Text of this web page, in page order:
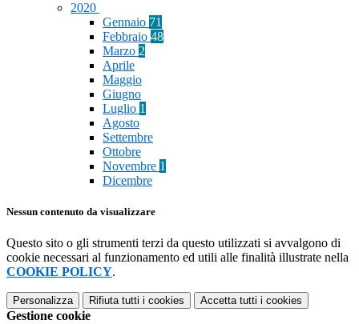
2020
Gennaio 71
Febbraio 48
Marzo 2
Aprile
Maggio
Giugno
Luglio 1
Agosto
Settembre
Ottobre
Novembre 1
Dicembre
Nessun contenuto da visualizzare
Questo sito o gli strumenti terzi da questo utilizzati si avvalgono di
cookie necessari al funzionamento ed utili alle finalità illustrate nella
COOKIE POLICY.
Personalizza Rifiuta tutti i cookies Accetta tutti i cookies
Gestione cookie